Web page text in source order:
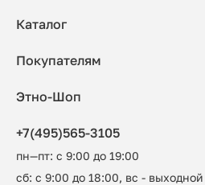
Каталог
Покупателям
Этно-Шоп
+7(495)565-3105
пн—пт: с 9:00 до 19:00
сб: с 9:00 до 18:00, вс - выходной